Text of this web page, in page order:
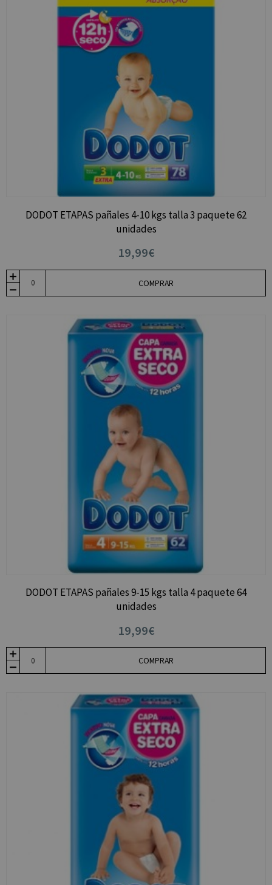
DODOT ETAPAS pañales 4-10 kgs talla 3 paquete 62
unidades
19,99€
COMPRAR
DODOT ETAPAS pañales 9-15 kgs talla 4 paquete 64
unidades
19,99€
COMPRAR